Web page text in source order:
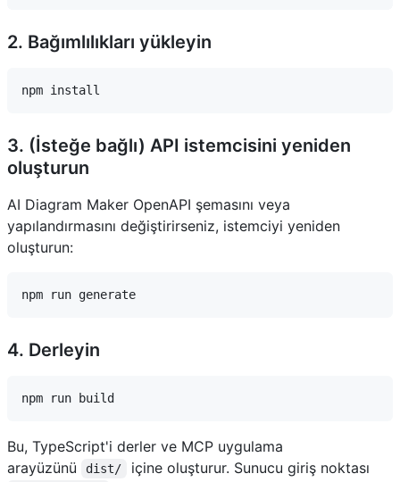
2. Bağımlılıkları yükleyin
3. (İsteğe bağlı) API istemcisini yeniden
oluşturun
AI Diagram Maker OpenAPI şemasını veya
yapılandırmasını değiştirirseniz, istemciyi yeniden
oluşturun:
4. Derleyin
Bu, TypeScript'i derler ve MCP uygulama
arayüzünü
dist/ içine oluşturur. Sunucu giriş noktası